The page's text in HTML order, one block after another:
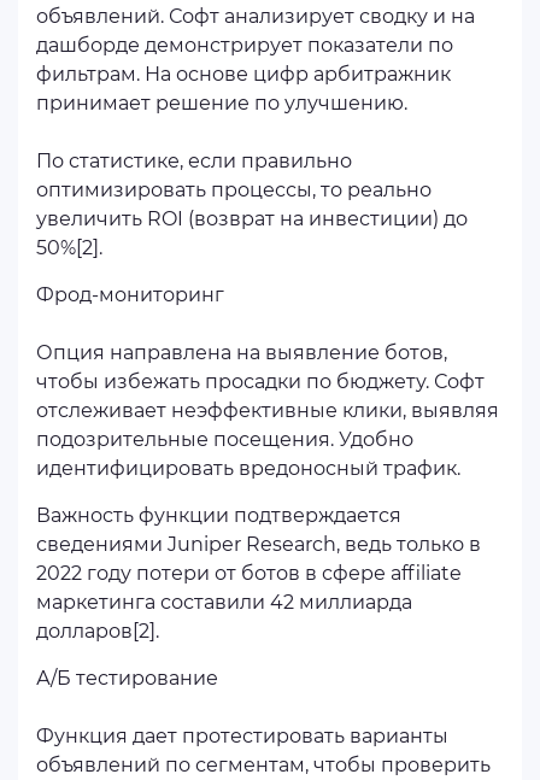
объявлений. Софт анализирует сводку и на
дашборде демонстрирует показатели по
фильтрам. На основе цифр арбитражник
принимает решение по улучшению.
По статистике, если правильно
оптимизировать процессы, то реально
увеличить ROI (возврат на инвестиции) до
50%[2].
Фрод-мониторинг
Опция направлена на выявление ботов,
чтобы избежать просадки по бюджету. Софт
отслеживает неэффективные клики, выявляя
подозрительные посещения. Удобно
идентифицировать вредоносный трафик.
Важность функции подтверждается
сведениями Juniper Research, ведь только в
2022 году потери от ботов в сфере affiliate
маркетинга составили 42 миллиарда
долларов[2].
А/Б тестирование
Функция дает протестировать варианты
объявлений по сегментам, чтобы проверить